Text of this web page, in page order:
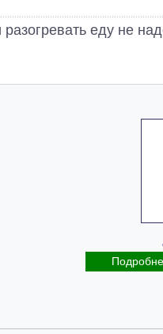
еду не